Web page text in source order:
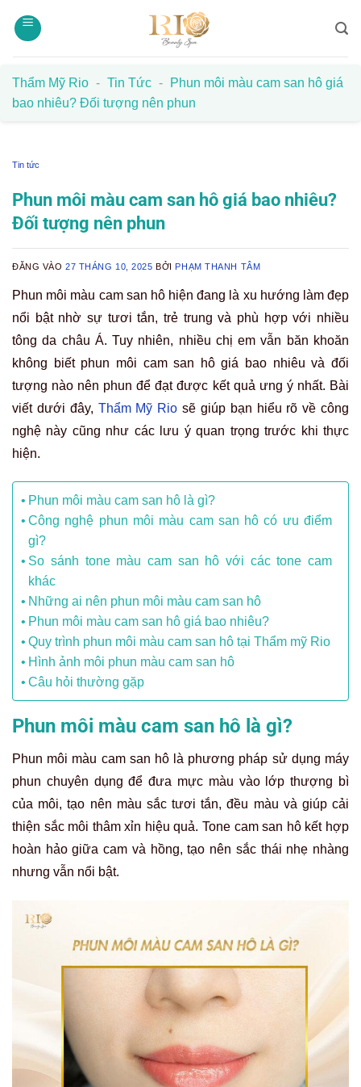
qua
Thẩm Mỹ Rio - Tin Tức -
Phun môi màu cam san hô giá
bao nhiêu? Đối tượng nên phun
Tin tức
Phun môi màu cam san hô giá bao nhiêu?
Đối tượng nên phun
ĐĂNG VÀO27 THÁNG 10, 2025 BỞI PHẠM THANH TÂM
Phun môi màu cam san hô hiện đang là xu hướng làm đẹp
nổi bật nhờ sự tươi tắn, trẻ trung và phù hợp với nhiều
tông da châu Á. Tuy nhiên, nhiều chị em vẫn băn khoăn
không biết phun môi cam san hô giá bao nhiêu và đối
tượng nào nên phun để đạt được kết quả ưng ý nhất. Bài
viết dưới đây, Thẩm Mỹ Rio sẽ giúp bạn hiểu rõ về công
nghệ này cũng như các lưu ý quan trọng trước khi thực
hiện.
Phun môi màu cam san hô là gì?
Công nghệ phun môi màu cam san hô có ưu điểm
gì?
So sánh tone màu cam san hô với các tone cam
khác
Những ai nên phun môi màu cam san hô
Phun môi màu cam san hô giá bao nhiêu?
Quy trình phun môi màu cam san hô tại Thẩm mỹ Rio
Hình ảnh môi phun màu cam san hô
Câu hỏi thường gặp
Phun môi màu cam san hô là gì?
Phun môi màu cam san hô là phương pháp sử dụng máy
phun chuyên dụng để đưa mực màu vào lớp thượng bì
của môi, tạo nên màu sắc tươi tắn, đều màu và giúp cải
thiện sắc môi thâm xỉn hiệu quả. Tone cam san hô kết hợp
hoàn hảo giữa cam và hồng, tạo nên sắc thái nhẹ nhàng
nhưng vẫn nổi bật.